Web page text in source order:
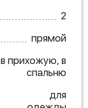
2
прямой
в прихожую, в
спальню
для